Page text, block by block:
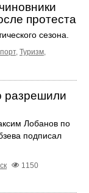
протеста
сезона.
, Туризм,
разрешили
Лобанов по
подписал
1150